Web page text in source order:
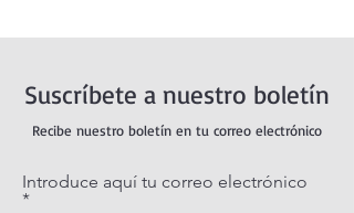
Suscríbete a nuestro boletín
Recibe nuestro boletín en tu correo electrónico
Introduce aquí tu correo electrónico